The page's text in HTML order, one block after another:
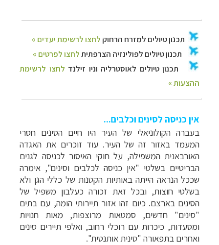
אין כניסה לסינים וכלבים...
בעברה הקולוניאלי של העיר היו חיים הסינים חסרי
המעמד באזור זה של העיר. עוד זוכרים את האגדה
האורבאנית המשפילה, על חוקי האיסור לכניסה לגנים
הבריטיים בשלטי "אין כניסה לכלבים וסינים", אימרה
שככל הנראה הייתה באותיות הקטנות של כללי הגן ולא
בשלטי חוצות, ובכל זאת זכורה כעלבון משפיל של
הסינים בארצם. כיום זהו אזור תיירותי הומה, עם בתים
"סינים" חדשים, סמטאות מרוצפות, מאות חנויות
ומסעדות, כיכרות עם רוכלי רחוב, ואלפי תיירים סינים
ואחרים בתפאורה "סינית אותנטית".